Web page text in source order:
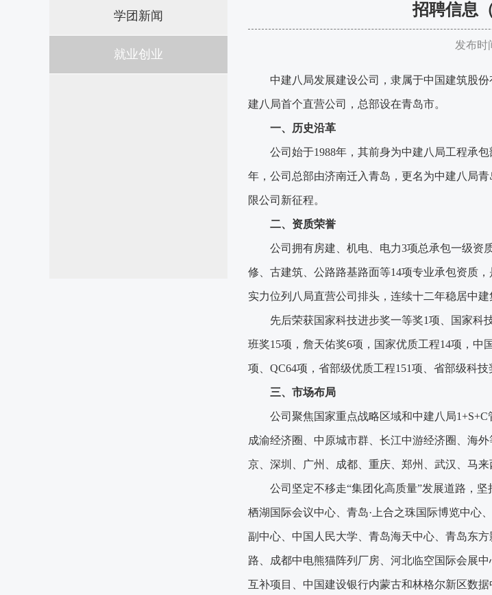
学团新闻
就业创业
招聘信息
发布
中建八局发展建设公司，隶属于中国建筑股
建八局首个直营公司，总部设在青岛市。
一、历史沿革
公司始于1988年，其前身为中建八局工程承
年，公司总部由济南迁入青岛，更名为中建八局
限公司新征程。
二、资质荣誉
公司拥有房建、机电、电力3项总承包一级资
修、古建筑、公路路基路面等14项专业承包资质
实力位列八局直营公司排头，连续十二年稳居中
先后荣获国家科技进步奖一等奖1项、国家科
班奖15项，詹天佑奖6项，国家优质工程14项，中
项、QC64项，省部级优质工程151项、省部级科
三、市场布局
公司聚焦国家重点战略区域和中建八局
成渝经济圈、中原城市群、长江中游经济圈、海
京、深圳、广州、成都、重庆、郑州、武汉、马
公司坚定不移走“集团化高质量”发展道路，
栖湖国际会议中心、青岛·上合之珠国际博览中心
副中心、中国人民大学、青岛海天中心、青岛东
路、成都中电熊猫阵列厂房、河北临空国际会展
互补项目、中国建设银行内蒙古和林格尔新区数